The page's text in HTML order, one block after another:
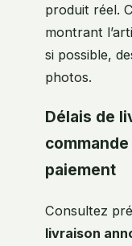
produit réel.
montrant
si possible,
photos.
Délais de
paiement
Consultez
livraison